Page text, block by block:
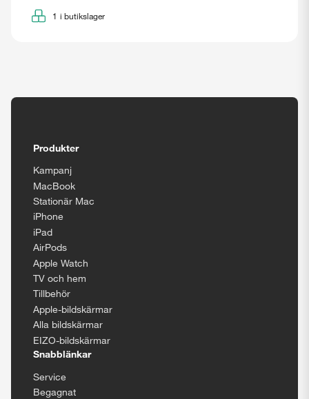
1 i butikslager
Produkter
Kampanj
MacBook
Stationär Mac
iPhone
iPad
AirPods
Apple Watch
TV och hem
Tillbehör
Apple-bildskärmar
Alla bildskärmar
EIZO-bildskärmar
Snabblänkar
Service
Begagnat